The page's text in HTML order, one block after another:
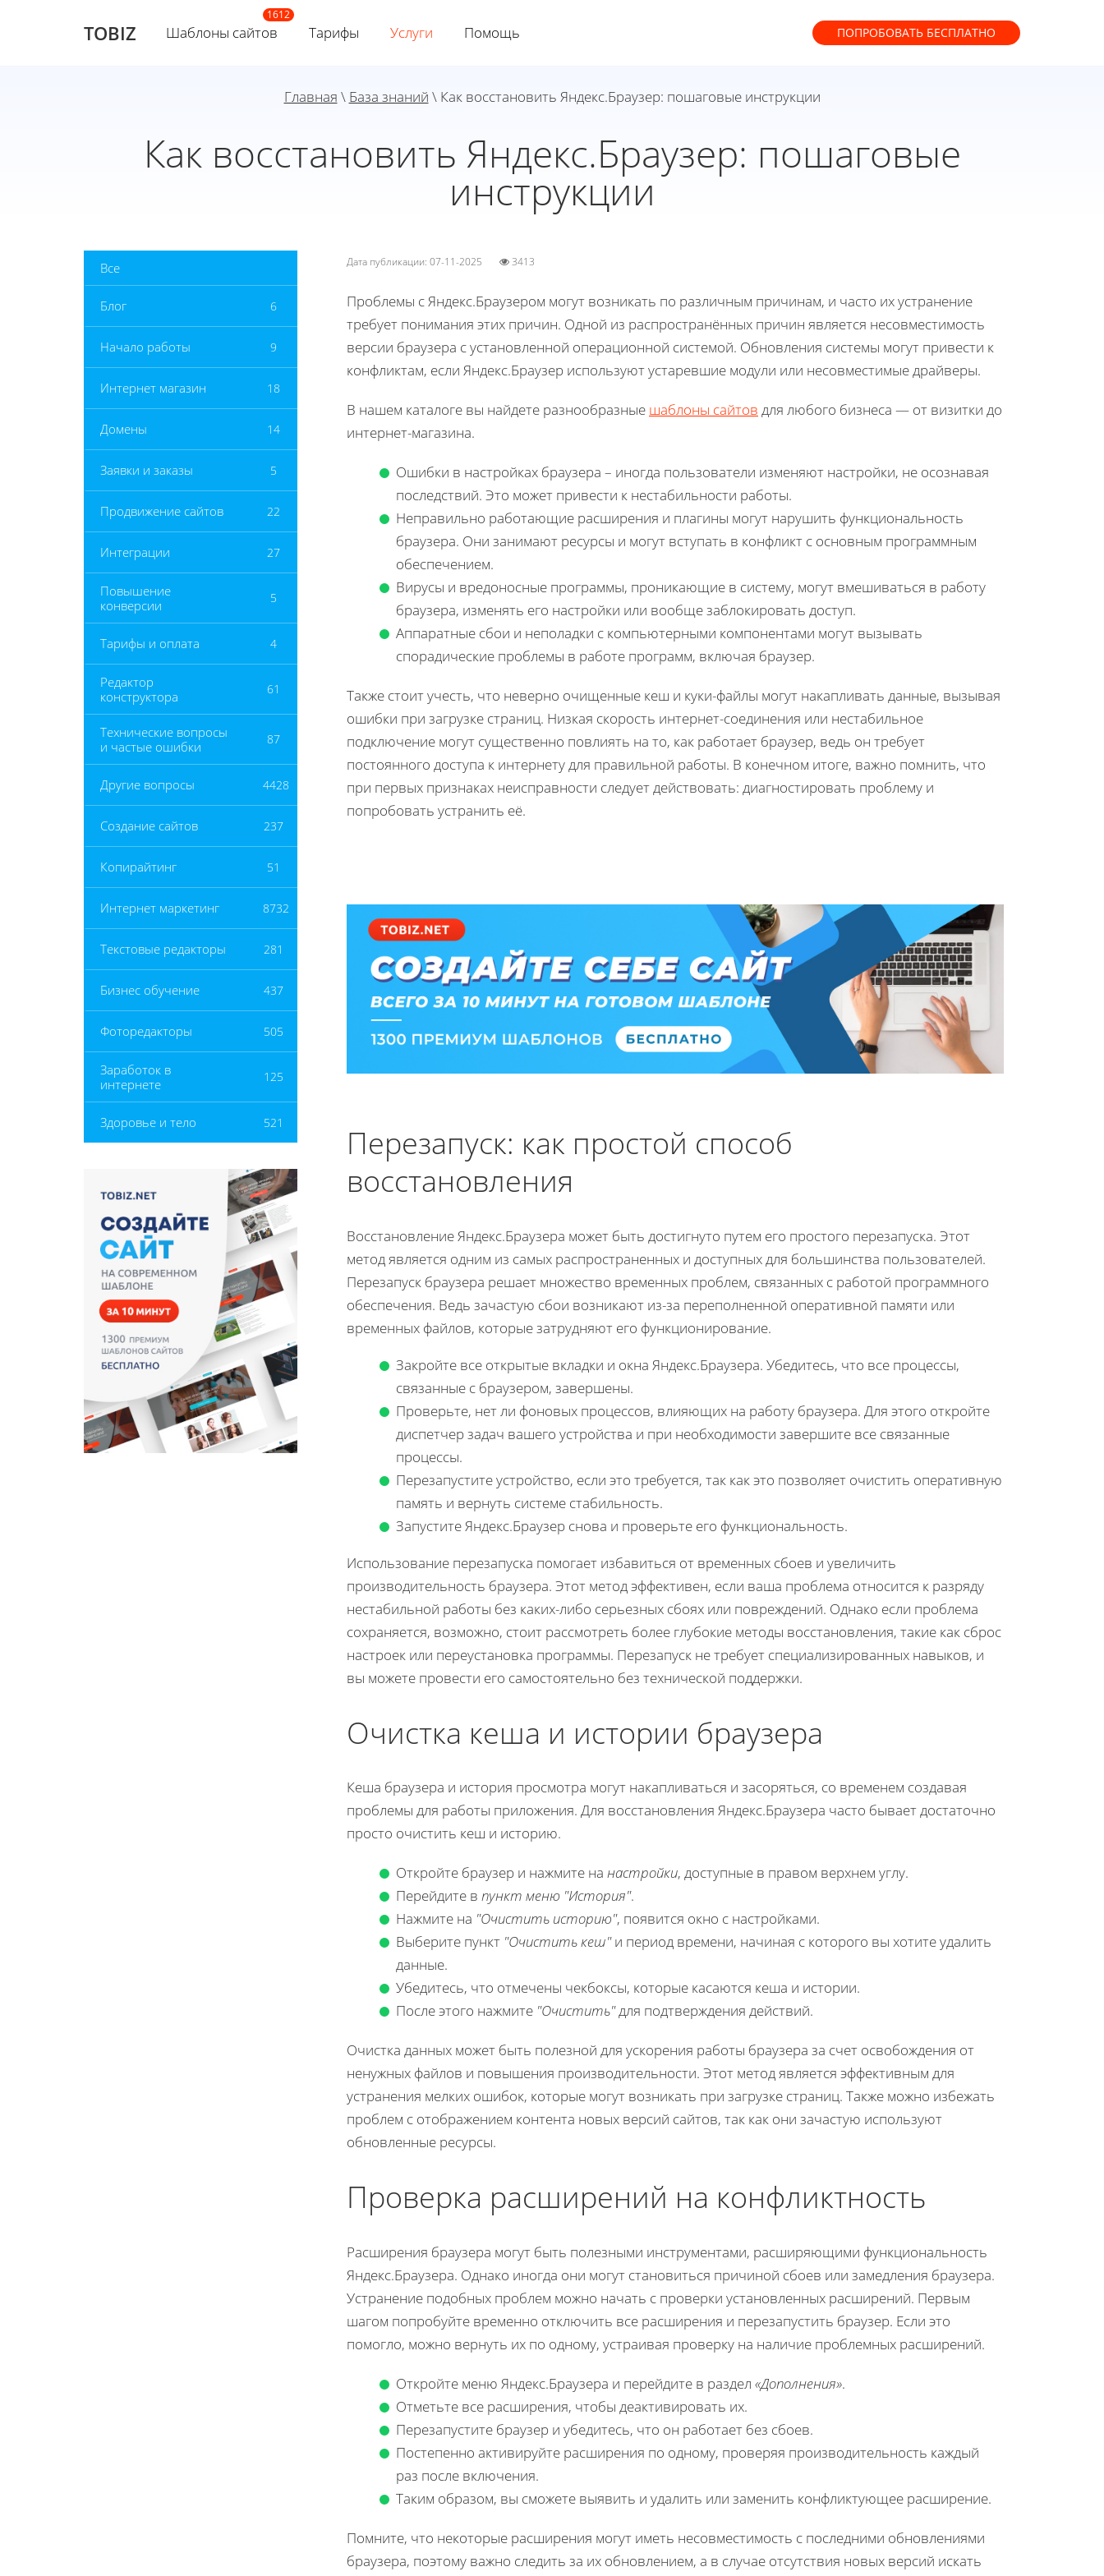
TOBIZ Шаблоны сайтов Тарифы Услуги Помощь ПОПРОБОВАТЬ БЕСПЛАТНО
Главная \ База знаний \ Как восстановить Яндекс.Браузер: пошаговые инструкции
Как восстановить Яндекс.Браузер: пошаговые
инструкции
Все
Блог 6
Начало работы 9
Интернет магазин 18
Домены 14
Заявки и заказы 5
Продвижение сайтов 22
Интеграции 27
Повышение
конверсии
5
Тарифы и оплата 4
Редактор
конструктора
61
Технические вопросы
и частые ошибки
87
Другие вопросы 4428
Создание сайтов 237
Копирайтинг 51
Интернет маркетинг 8732
Текстовые редакторы 281
Бизнес обучение 437
Фоторедакторы 505
Заработок в
интернете
125
Здоровье и тело 521
Дата публикации: 07-11-2025 3413
Проблемы с Яндекс.Браузером могут возникать по различным причинам, и часто их устранение
требует понимания этих причин. Одной из распространённых причин является несовместимость
версии браузера с установленной операционной системой. Обновления системы могут привести к
конфликтам, если Яндекс.Браузер используют устаревшие модули или несовместимые драйверы.
В нашем каталоге вы найдете разнообразные шаблоны сайтов для любого бизнеса — от визитки до
интернет-магазина.
Ошибки в настройках браузера – иногда пользователи изменяют настройки, не осознавая
последствий. Это может привести к нестабильности работы.
Неправильно работающие расширения и плагины могут нарушить функциональность
браузера. Они занимают ресурсы и могут вступать в конфликт с основным программным
обеспечением.
Вирусы и вредоносные программы, проникающие в систему, могут вмешиваться в работу
браузера, изменять его настройки или вообще заблокировать доступ.
Аппаратные сбои и неполадки с компьютерными компонентами могут вызывать
спорадические проблемы в работе программ, включая браузер.
Также стоит учесть, что неверно очищенные кеш и куки-файлы могут накапливать данные, вызывая
ошибки при загрузке страниц. Низкая скорость интернет-соединения или нестабильное
подключение могут существенно повлиять на то, как работает браузер, ведь он требует
постоянного доступа к интернету для правильной работы. В конечном итоге, важно помнить, что
при первых признаках неисправности следует действовать: диагностировать проблему и
попробовать устранить её.
Перезапуск: как простой способ
восстановления
Восстановление Яндекс.Браузера может быть достигнуто путем его простого перезапуска. Этот
метод является одним из самых распространенных и доступных для большинства пользователей.
Перезапуск браузера решает множество временных проблем, связанных с работой программного
обеспечения. Ведь зачастую сбои возникают из-за переполненной оперативной памяти или
временных файлов, которые затрудняют его функционирование.
Закройте все открытые вкладки и окна Яндекс.Браузера. Убедитесь, что все процессы,
связанные с браузером, завершены.
Проверьте, нет ли фоновых процессов, влияющих на работу браузера. Для этого откройте
диспетчер задач вашего устройства и при необходимости завершите все связанные
процессы.
Перезапустите устройство, если это требуется, так как это позволяет очистить оперативную
память и вернуть системе стабильность.
Запустите Яндекс.Браузер снова и проверьте его функциональность.
Использование перезапуска помогает избавиться от временных сбоев и увеличить
производительность браузера. Этот метод эффективен, если ваша проблема относится к разряду
нестабильной работы без каких-либо серьезных сбоях или повреждений. Однако если проблема
сохраняется, возможно, стоит рассмотреть более глубокие методы восстановления, такие как сброс
настроек или переустановка программы. Перезапуск не требует специализированных навыков, и
вы можете провести его самостоятельно без технической поддержки.
Очистка кеша и истории браузера
Кеша браузера и история просмотра могут накапливаться и засоряться, со временем создавая
проблемы для работы приложения. Для восстановления Яндекс.Браузера часто бывает достаточно
просто очистить кеш и историю.
Откройте браузер и нажмите на настройки, доступные в правом верхнем углу.
Перейдите в пункт меню "История".
Нажмите на "Очистить историю", появится окно с настройками.
Выберите пункт "Очистить кеш"и период времени, начиная с которого вы хотите удалить
данные.
Убедитесь, что отмечены чекбоксы, которые касаются кеша и истории.
После этого нажмите "Очистить"для подтверждения действий.
Очистка данных может быть полезной для ускорения работы браузера за счет освобождения от
ненужных файлов и повышения производительности. Этот метод является эффективным для
устранения мелких ошибок, которые могут возникать при загрузке страниц. Также можно избежать
проблем с отображением контента новых версий сайтов, так как они зачастую используют
обновленные ресурсы.
Проверка расширений на конфликтность
Расширения браузера могут быть полезными инструментами, расширяющими функциональность
Яндекс.Браузера. Однако иногда они могут становиться причиной сбоев или замедления браузера.
Устранение подобных проблем можно начать с проверки установленных расширений. Первым
шагом попробуйте временно отключить все расширения и перезапустить браузер. Если это
помогло, можно вернуть их по одному, устраивая проверку на наличие проблемных расширений.
Откройте меню Яндекс.Браузера и перейдите в раздел «Дополнения».
Отметьте все расширения, чтобы деактивировать их.
Перезапустите браузер и убедитесь, что он работает без сбоев.
Постепенно активируйте расширения по одному, проверяя производительность каждый
раз после включения.
Таким образом, вы сможете выявить и удалить или заменить конфликтующее расширение.
Помните, что некоторые расширения могут иметь несовместимость с последними обновлениями
браузера, поэтому важно следить за их обновлением, а в случае отсутствия новых версий искать